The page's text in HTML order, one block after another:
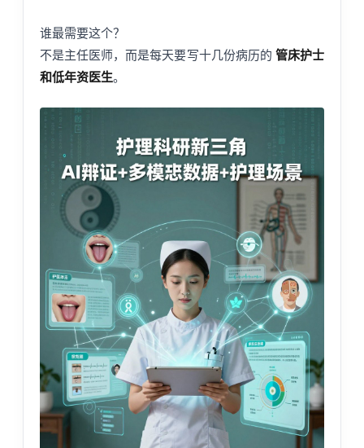
谁最需要这个？
不是主任医师，而是每天要写十几份病历的 管床护士
和低年资医生。